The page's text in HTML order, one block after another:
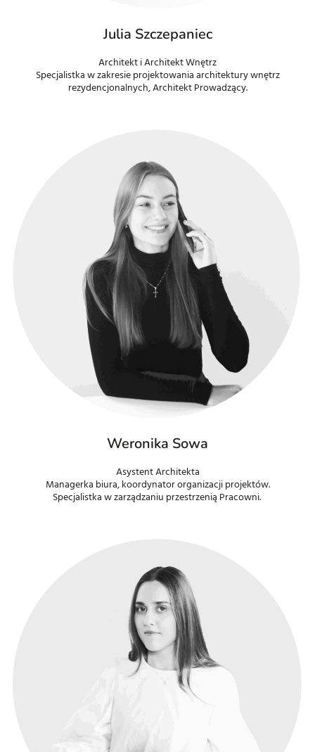
Julia Szczepaniec
Architekt i Architekt Wnętrz
Specjalistka w zakresie projektowania architektury wnętrz
rezydencjonalnych, Architekt Prowadzący.
Weronika Sowa
Asystent Architekta
Managerka biura, koordynator organizacji projektów.
Specjalistka w zarządzaniu przestrzenią Pracowni.